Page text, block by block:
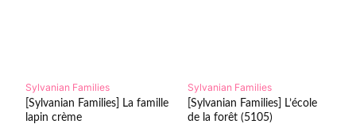
Sylvanian Families
[Sylvanian Families] La famille
lapin crème
Sylvanian Families
[Sylvanian Families] L’école
de la forêt (5105)